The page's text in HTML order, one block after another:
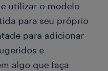
utilizar o modelo
para seu próprio
para adicionar
e
algo que faça